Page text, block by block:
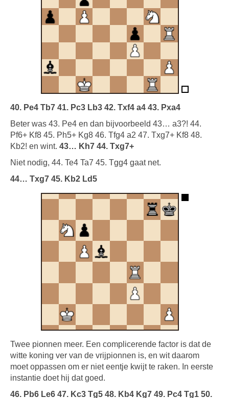
40. Pe4 Tb7 41. Pc3 Lb3 42. Txf4 a4 43. Pxa4
Beter was 43. Pe4 en dan bijvoorbeeld 43… a3?! 44.
Pf6+ Kf8 45. Ph5+ Kg8 46. Tfg4 a2 47. Txg7+ Kf8 48.
Kb2! en wint. 43… Kh7 44. Txg7+
Niet nodig, 44. Te4 Ta7 45. Tgg4 gaat net.
44… Txg7 45. Kb2 Ld5
Twee pionnen meer. Een complicerende factor is dat de
witte koning ver van de vrijpionnen is, en wit daarom
moet oppassen om er niet eentje kwijt te raken. In eerste
instantie doet hij dat goed.
46. Pb6 Le6 47. Kc3 Tg5 48. Kb4 Kg7 49. Pc4 Tg1 50.